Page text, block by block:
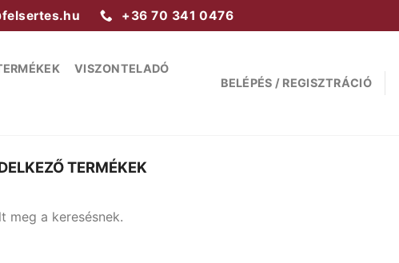
+36 70 341 0476
VISZONTELADÓ
BELÉPÉS / REGISZTRÁCIÓ
TERMÉKEK
meg a keresésnek.